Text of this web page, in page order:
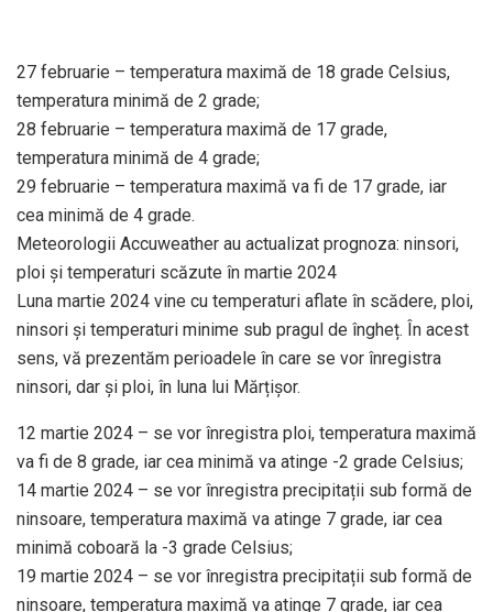
27 februarie – temperatura maximă de 18 grade Celsius,
temperatura minimă de 2 grade;
28 februarie – temperatura maximă de 17 grade,
temperatura minimă de 4 grade;
29 februarie – temperatura maximă va fi de 17 grade, iar
cea minimă de 4 grade.
Meteorologii Accuweather au actualizat prognoza: ninsori,
ploi și temperaturi scăzute în martie 2024
Luna martie 2024 vine cu temperaturi aflate în scădere, ploi,
ninsori și temperaturi minime sub pragul de îngheț. În acest
sens, vă prezentăm perioadele în care se vor înregistra
ninsori, dar și ploi, în luna lui Mărțișor.
12 martie 2024 – se vor înregistra ploi, temperatura maximă
va fi de 8 grade, iar cea minimă va atinge -2 grade Celsius;
14 martie 2024 – se vor înregistra precipitații sub formă de
ninsoare, temperatura maximă va atinge 7 grade, iar cea
minimă coboară la -3 grade Celsius;
19 martie 2024 – se vor înregistra precipitații sub formă de
ninsoare, temperatura maximă va atinge 7 grade, iar cea